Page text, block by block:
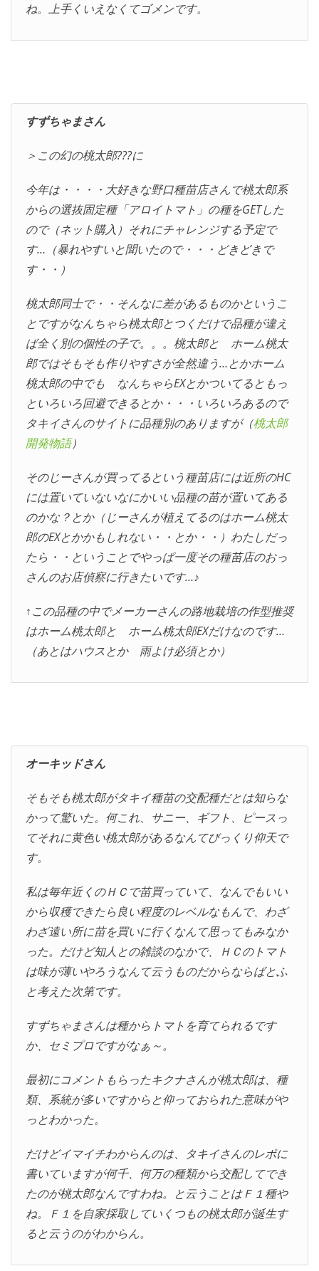
ね。上手くいえなくてゴメンです。
すずちゃまさん
＞この幻の桃太郎???に
今年は・・・・大好きな野口種苗店さんで桃太郎系
からの選抜固定種「アロイトマト」の種をGETした
ので（ネット購入）それにチャレンジする予定で
す…（暴れやすいと聞いたので・・・どきどきで
す・・）
桃太郎同士で・・そんなに差があるものかというこ
とですがなんちゃら桃太郎とつくだけで品種が違え
ば全く別の個性の子で。。。桃太郎と ホーム桃太
郎ではそもそも作りやすさが全然違う…とかホーム
桃太郎の中でも なんちゃらEXとかついてるともっ
といろいろ回避できるとか・・・いろいろあるので
タキイさんのサイトに品種別のありますが（桃太郎
開発物語）
そのじーさんが買ってるという種苗店には近所のHC
には置いていないなにかいい品種の苗が置いてある
のかな？とか（じーさんが植えてるのはホーム桃太
郎のEXとかかもしれない・・とか・・）わたしだっ
たら・・ということでやっぱ一度その種苗店のおっ
さんのお店偵察に行きたいです…♪
↑この品種の中でメーカーさんの路地栽培の作型推奨
はホーム桃太郎と ホーム桃太郎EXだけなのです…
（あとはハウスとか 雨よけ必須とか）
オーキッドさん
そもそも桃太郎がタキイ種苗の交配種だとは知らな
かって驚いた。何これ、サニー、ギフト、ピースっ
てそれに黄色い桃太郎があるなんてびっくり仰天で
す。
私は毎年近くのＨＣで苗買っていて、なんでもいい
から収穫できたら良い程度のレベルなもんで、わざ
わざ遠い所に苗を買いに行くなんて思ってもみなか
った。だけど知人との雑談のなかで、ＨＣのトマト
は味が薄いやろうなんて云うものだからならばとふ
と考えた次第です。
すずちゃまさんは種からトマトを育てられるです
か、セミプロですがなぁ～。
最初にコメントもらったキクナさんが桃太郎は、種
類、系統が多いですからと仰っておられた意味がや
っとわかった。
だけどイマイチわからんのは、タキイさんのレポに
書いていますが何千、何万の種類から交配してでき
たのが桃太郎なんですわね。と云うことはＦ１種や
ね。Ｆ１を自家採取していくつもの桃太郎が誕生す
ると云うのがわからん。